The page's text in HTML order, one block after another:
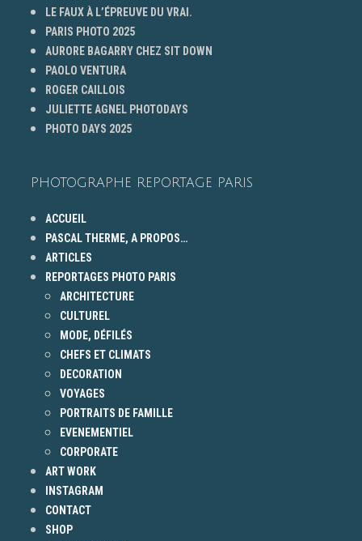
LE FAUX À L’ÉPREUVE DU VRAI.
PARIS PHOTO 2025
AURORE BAGARRY CHEZ SIT DOWN
PAOLO VENTURA
ROGER CAILLOIS
JULIETTE AGNEL PHOTODAYS
PHOTO DAYS 2025
PHOTOGRAPHE REPORTAGE PARIS
ACCUEIL
PASCAL THERME, A PROPOS…
ARTICLES
REPORTAGES PHOTO PARIS
ARCHITECTURE
CULTUREL
MODE, DÉFILÉS
CHEFS ET CLIMATS
DECORATION
VOYAGES
PORTRAITS DE FAMILLE
EVENEMENTIEL
CORPORATE
ART WORK
INSTAGRAM
CONTACT
SHOP